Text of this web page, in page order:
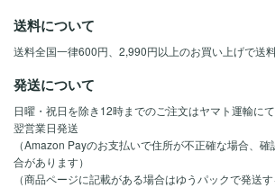
送料について
送料全国一律600円、2,990円以上のお買い上げで送
発送について
日曜・祝日を除き12時までのご注文はヤマト運輸に
翌営業日発送
（Amazon Payのお支払いで住所が不正確な場合、
合があります）
（商品ページに記載がある場合はゆうパックで発送す